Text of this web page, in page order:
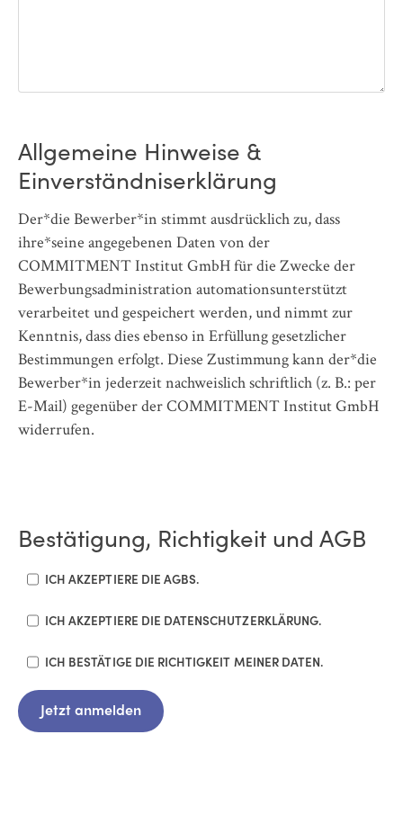
Allgemeine Hinweise &
Einverständniserklärung
Der*die Bewerber*in stimmt ausdrücklich zu, dass
ihre*seine angegebenen Daten von der
COMMITMENT Institut GmbH für die Zwecke der
Bewerbungsadministration automationsunterstützt
verarbeitet und gespeichert werden, und nimmt zur
Kenntnis, dass dies ebenso in Erfüllung gesetzlicher
Bestimmungen erfolgt. Diese Zustimmung kann der*die
Bewerber*in jederzeit nachweislich schriftlich (z. B.: per
E-Mail) gegenüber der COMMITMENT Institut GmbH
widerrufen.
Bestätigung, Richtigkeit und AGB
ICH AKZEPTIERE DIE AGBS.
ICH AKZEPTIERE DIE DATENSCHUTZERKLÄRUNG.
ICH BESTÄTIGE DIE RICHTIGKEIT MEINER DATEN.
Jetzt anmelden